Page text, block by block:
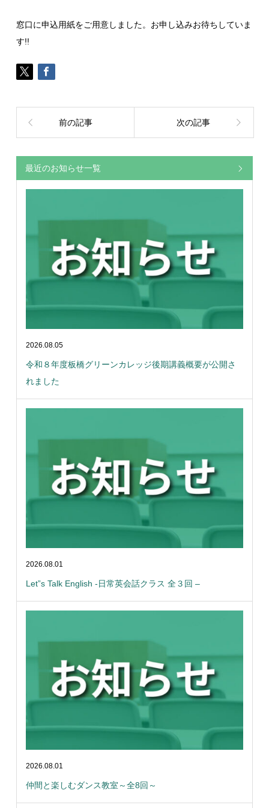
窓口に申込用紙をご用意しました。お申し込みお待ちしていま
す!!
前の記事 次の記事
最近のお知らせ一覧
2026.08.05
令和８年度板橋グリーンカレッジ後期講義概要が公開さ
れました
2026.08.01
Let”s Talk English -日常英会話クラス 全３回 –
2026.08.01
仲間と楽しむダンス教室～全8回～